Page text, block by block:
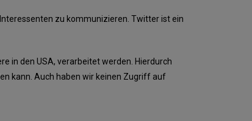
zu kommunizieren. Twitter ist ein
in den USA, verarbeitet werden. Hierdurch
kann. Auch haben wir keinen Zugriff auf